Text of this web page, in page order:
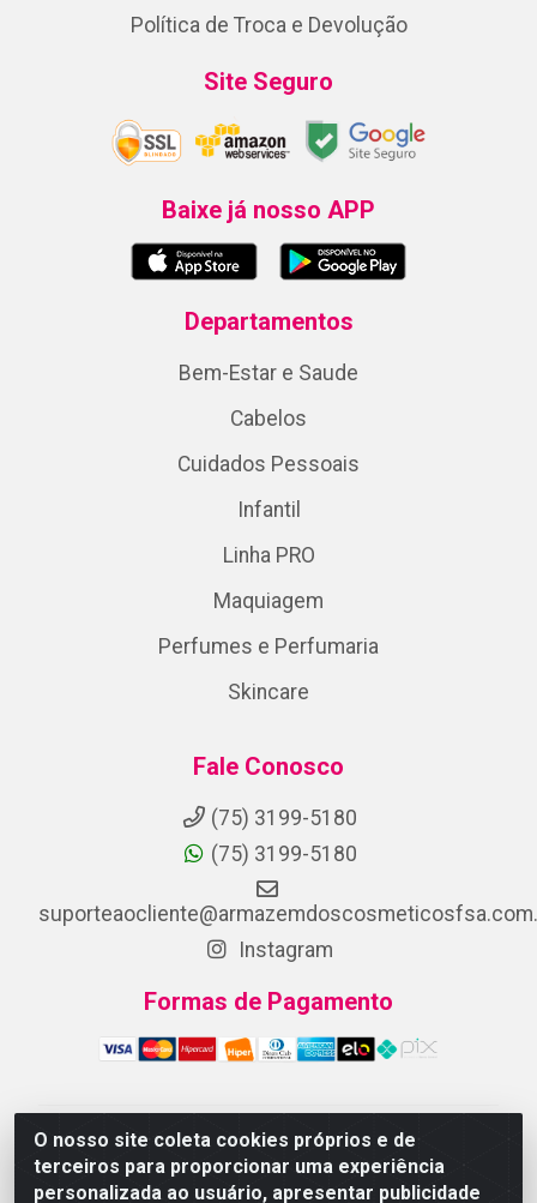
O nosso site coleta cookies próprios e de
terceiros para proporcionar uma experiência
personalizada ao usuário, apresentar publicidade
Política de Troca e Devolução
Site Seguro
Baixe já nosso APP
Departamentos
Bem-Estar e Saude
Cabelos
Cuidados Pessoais
Infantil
Linha PRO
Maquiagem
Perfumes e Perfumaria
Skincare
Fale Conosco
(75) 3199-5180
(75) 3199-5180
Instagram
Formas de Pagamento
ARMAZEM DOS COSMETICOS DISTRIBUIDORA LTDA -
Av.Transnordestina, 2222 - Parque Ipê, Feira de
Santana/BA - CEP 44.054-008 - CNPJ 07.246.802/0001-